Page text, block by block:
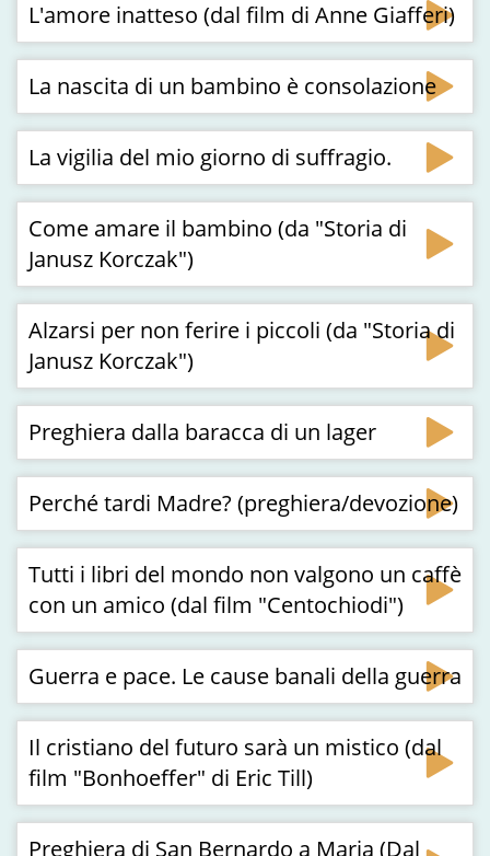
L'amore inatteso (dal film di Anne Giafferi)
La nascita di un bambino è consolazione
La vigilia del mio giorno di suffragio.
Come amare il bambino (da "Storia di
Janusz Korczak")
Alzarsi per non ferire i piccoli (da "Storia di
Janusz Korczak")
Preghiera dalla baracca di un lager
Perché tardi Madre? (preghiera/devozione)
Tutti i libri del mondo non valgono un caffè
con un amico (dal film "Centochiodi")
Guerra e pace. Le cause banali della guerra
Il cristiano del futuro sarà un mistico (dal
film "Bonhoeffer" di Eric Till)
Preghiera di San Bernardo a Maria (Dal